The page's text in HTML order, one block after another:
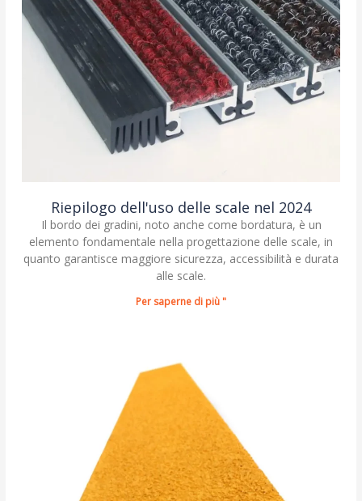
Riepilogo dell'uso delle scale nel 2024
Il bordo dei gradini, noto anche come bordatura, è un
elemento fondamentale nella progettazione delle scale, in
quanto garantisce maggiore sicurezza, accessibilità e durata
alle scale.
Per saperne di più "